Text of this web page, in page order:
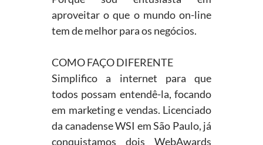
aproveitar o que o mundo on-line
tem de melhor para os negócios.
COMO FAÇO DIFERENTE
Simplifico a internet para que
todos possam entendê-la, focando
em marketing e vendas. Licenciado
da canadense WSI em São Paulo, já
conquistamos dois WebAwards